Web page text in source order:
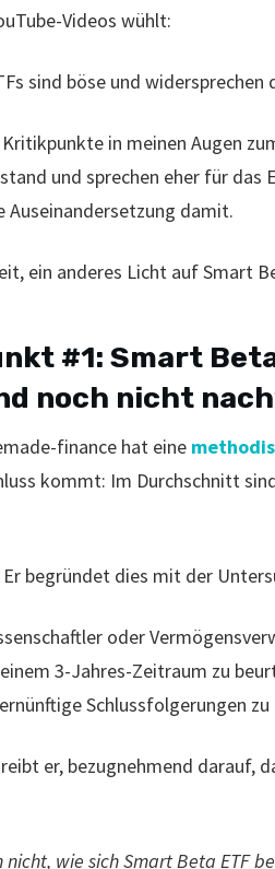
Videos wühlt:
sind böse und widersprechen
in meinen Augen
und sprechen eher für das
Auseinandersetzung damit.
ein anderes Licht auf Smart
#1: Smart
noch nicht
finance hat eine
kommt: Im Durchschnitt
Er begründet dies mit der
oder
3-Jahres-Zeitraum zu
Schlussfolgerungen zu
er, bezugnehmend darauf,
nicht, wie sich Smart Beta ETF